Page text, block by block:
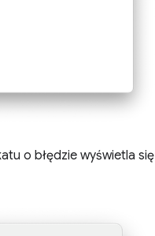
o błędzie wyświetla się